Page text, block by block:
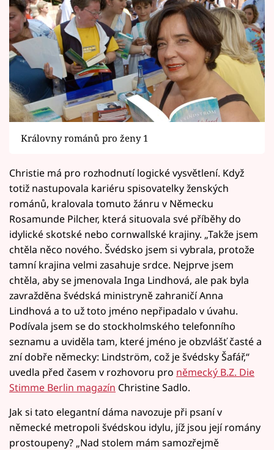
Královny románů pro ženy 1
Christie má pro rozhodnutí logické vysvětlení. Když
totiž nastupovala kariéru spisovatelky ženských
románů, kralovala tomuto žánru v Německu
Rosamunde Pilcher, která situovala své příběhy do
idylické skotské nebo cornwallské krajiny. „Takže jsem
chtěla něco nového. Švédsko jsem si vybrala, protože
tamní krajina velmi zasahuje srdce. Nejprve jsem
chtěla, aby se jmenovala Inga Lindhová, ale pak byla
zavražděna švédská ministryně zahraničí Anna
Lindhová a to už toto jméno nepřipadalo v úvahu.
Podívala jsem se do stockholmského telefonního
seznamu a uviděla tam, které jméno je obzvlášť časté a
zní dobře německy: Lindström, což je švédsky Šafář,“
uvedla před časem v rozhovoru pro německý B.Z. Die
Stimme Berlin magazín Christine Sadlo.
Jak si tato elegantní dáma navozuje při psaní v
německé metropoli švédskou idylu, jíž jsou její romány
prostoupeny? „Nad stolem mám samozřejmě